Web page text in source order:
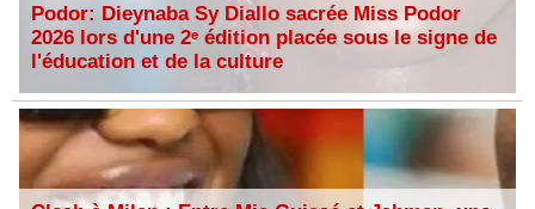
Podor: Dieynaba Sy Diallo sacrée Miss Podor
2026 lors d'une 2ᵉ édition placée sous le signe de
l'éducation et de la culture